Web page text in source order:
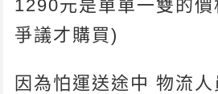
1290元是單單一雙的
爭議才購買)
因為怕運送途中 物流